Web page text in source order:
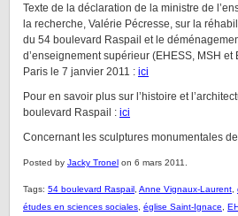
Texte de la déclaration de la ministre de
la recherche, Valérie Pécresse, sur la
du 54 boulevard Raspail et le
d’enseignement supérieur (EHESS, MSH et
Paris le 7 janvier 2011 : ici
Pour en savoir plus sur l’histoire et
boulevard Raspail : ici
Concernant les sculptures monumentales
Posted by Jacky Tronel on 6 mars 2011.
Tags: 54 boulevard Raspail Anne Vignaux-Laurent
études en sciences sociales église Saint-Ignace